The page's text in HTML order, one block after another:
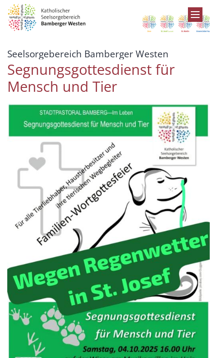
Zum Inhalt springen
Seelsorgebereich Bamberger Westen
Segnungsgottesdienst für
Mensch und Tier